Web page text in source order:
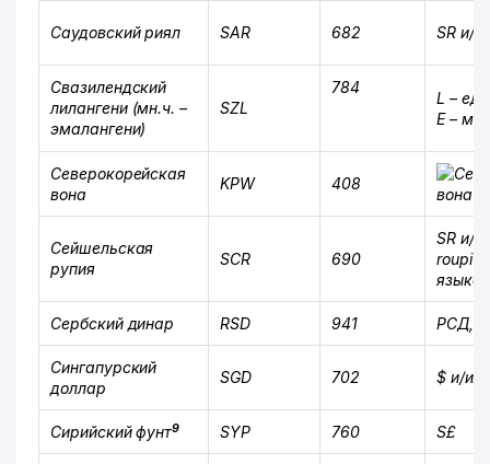
Саудовский риял SAR 682 SR и/
Свазилендский
лилангени (мн.ч. –
эмалангени)
SZL
784
L –
E –
Северокорейская
вона
KPW 408
Сейшельская
рупия
SCR 690
SR и/
roupi
языке)
Сербский динар RSD 941 РСД,
Сингапурский
доллар
SGD 702 $ и/
Сирийский фунт9 SYP 760 S£